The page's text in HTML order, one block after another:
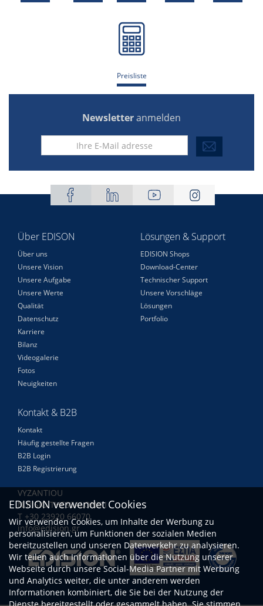
Preisliste
Newsletteranmelden
Über EDISON
Über uns
Unsere Vision
Unsere Aufgabe
Unsere Werte
Qualität
Datenschutz
Karriere
Bilanz
Videogalerie
Fotos
Neuigkeiten
Lösungen & Support
EDISION Shops
Download-Center
Technischer Support
Unsere Vorschläge
Lösungen
Portfolio
Kontakt & B2B
Kontakt
Häufig gestellte Fragen
B2B Login
B2B Registrierung
VYZANTIOU
N.RISIO THESSALONIKI
Τ +30 23920 66070
info@edision.gr
EDISION verwendet Cookies
Wir verwenden Cookies, um Inhalte der Werbung zu
personalisieren, um Funktionen der sozialen Medien
bereitzustellen und unseren Datenverkehr zu analysieren.
Wir teilen auch Informationen über die Nutzung unserer
Webseite durch unsere Social-Media Partner mit Werbung
und Analytics weiter, die unter anderem werden
Informationen kombiniert, die Sie bei der Nutzung der